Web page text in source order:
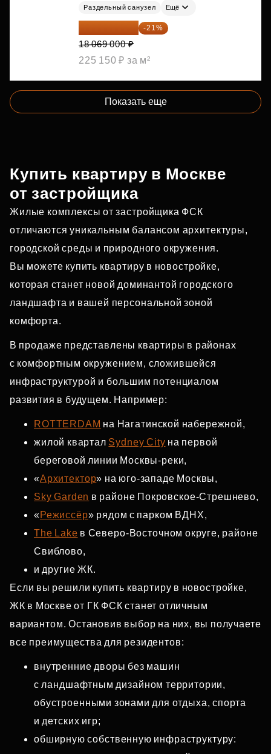
Раздельный санузел Ещё
14 274 510 ₽ -21%
18 069 000 ₽
225 150 ₽ за м²
Показать еще
Купить квартиру в Москве
от застройщика
Жилые комплексы от застройщика ФСК
отличаются уникальным балансом архитектуры,
городской среды и природного окружения.
Вы можете купить квартиру в новостройке,
которая станет новой доминантой городского
ландшафта и вашей персональной зоной
комфорта.
В продаже представлены квартиры в районах
с комфортным окружением, сложившейся
инфраструктурой и большим потенциалом
развития в будущем. Например:
ROTTERDAM на Нагатинской набережной,
жилой квартал Sydney City на первой
береговой линии Москвы‑реки,
«Архитектор» на юго‑западе Москвы,
Sky Garden в районе Покровское‑Стрешнево,
«Режиссёр» рядом с парком ВДНХ,
The Lake в Северо‑Восточном округе, районе
Свиблово,
и другие ЖК.
Если вы решили купить квартиру в новостройке,
ЖК в Москве от ГК ФСК станет отличным
вариантом. Остановив выбор на них, вы получаете
все преимущества для резидентов:
внутренние дворы без машин
с ландшафтным дизайном территории,
обустроенными зонами для отдыха, спорта
и детских игр;
обширную собственную инфраструктуру: